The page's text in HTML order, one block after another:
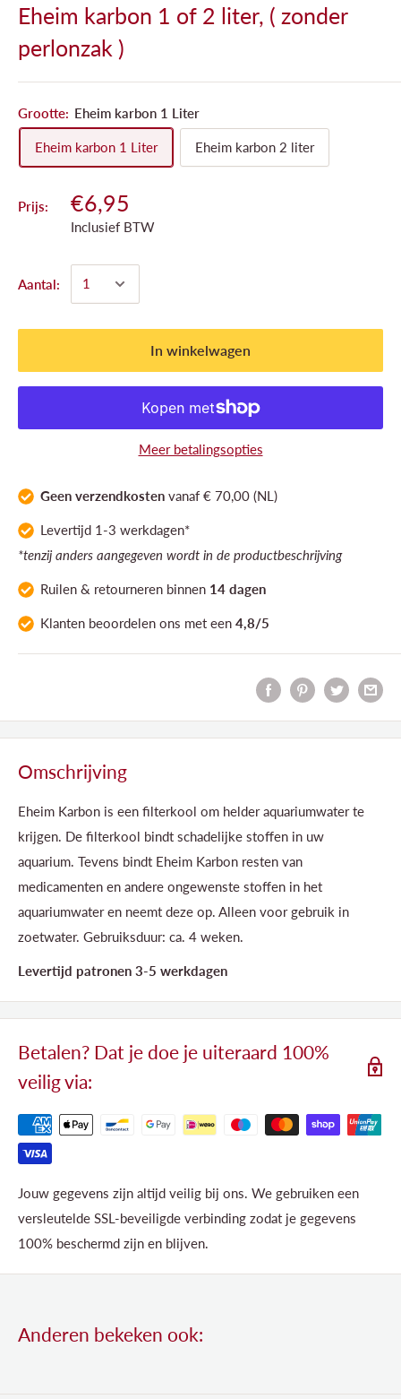
Eheim karbon 1 of 2 liter, ( zonder
perlonzak )
Grootte: Eheim karbon 1 Liter
Eheim karbon 1 Liter Eheim karbon 2 liter
Prijs: €6,95
Inclusief BTW
Aantal:
In winkelwagen
Meer betalingsopties
Geen verzendkosten vanaf € 70,00 (NL)
Levertijd 1-3 werkdagen*
*tenzij anders aangegeven wordt in de productbeschrijving
Ruilen & retourneren binnen 14 dagen
Klanten beoordelen ons met een 4,8/5
Omschrijving
Eheim Karbon is een filterkool om helder aquariumwater te
krijgen. De filterkool bindt schadelijke stoffen in uw
aquarium. Tevens bindt Eheim Karbon resten van
medicamenten en andere ongewenste stoffen in het
aquariumwater en neemt deze op. Alleen voor gebruik in
zoetwater. Gebruiksduur: ca. 4 weken.
Levertijd patronen 3-5 werkdagen
Betalen? Dat je doe je uiteraard 100%
veilig via:
Jouw gegevens zijn altijd veilig bij ons. We gebruiken een
versleutelde SSL-beveiligde verbinding zodat je gegevens
100% beschermd zijn en blijven.
Anderen bekeken ook: